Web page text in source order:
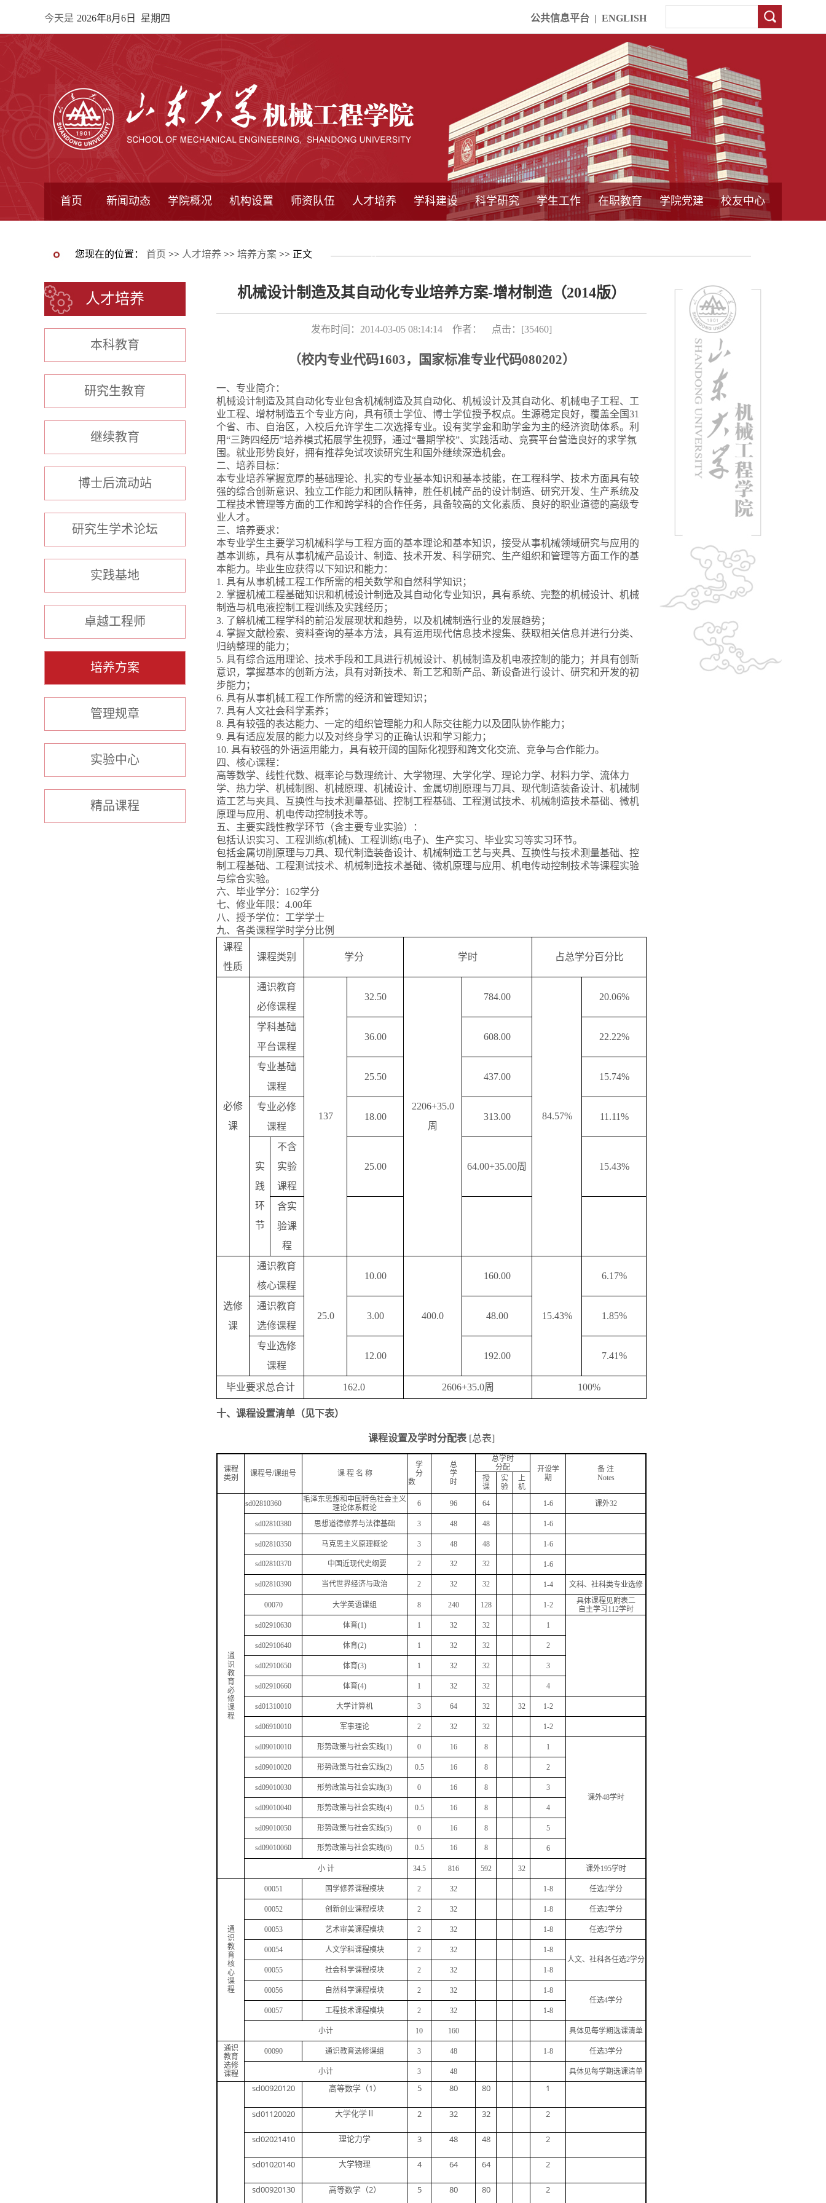
今天是 2026年8月6日 星期四 公共信息平台 | ENGLISH
首页 新闻动态 学院概况 机构设置 师资队伍 人才培养
坛
学科建设 科学研究 学生工作 在职教育 学院党建 校友中心
您现在的位置： 首页 >> 人才培养 >> 培养方案 >> 正文
人才培养
本科教育
研究生教育
继续教育
博士后流动站
研究生学术论坛
实践基地
卓越工程师
培养方案
管理规章
实验中心
精品课程
机械设计制造及其自动化专业培养方案-增材制造（2014版）
发布时间：2014-03-05 08:14:14 作者： 点击：[35460]
（校内专业代码1603，国家标准专业代码080202）
一、专业简介：
机械设计制造及其自动化专业包含机械制造及其自动化、机械设计及其自动化、机械电子工程、工
业工程、增材制造五个专业方向，具有硕士学位、博士学位授予权点。生源稳定良好，覆盖全国31
个省、市、自治区，入校后允许学生二次选择专业。设有奖学金和助学金为主的经济资助体系。利
用“三跨四经历”培养模式拓展学生视野，通过“暑期学校”、实践活动、竞赛平台营造良好的求学氛
围。就业形势良好，拥有推荐免试攻读研究生和国外继续深造机会。
二、培养目标：
本专业培养掌握宽厚的基础理论、扎实的专业基本知识和基本技能，在工程科学、技术方面具有较
强的综合创新意识、独立工作能力和团队精神，胜任机械产品的设计制造、研究开发、生产系统及
工程技术管理等方面的工作和跨学科的合作任务，具备较高的文化素质、良好的职业道德的高级专
业人才。
三、培养要求：
本专业学生主要学习机械科学与工程方面的基本理论和基本知识，接受从事机械领域研究与应用的
基本训练，具有从事机械产品设计、制造、技术开发、科学研究、生产组织和管理等方面工作的基
本能力。毕业生应获得以下知识和能力：
1. 具有从事机械工程工作所需的相关数学和自然科学知识；
2. 掌握机械工程基础知识和机械设计制造及其自动化专业知识，具有系统、完整的机械设计、机械
制造与机电液控制工程训练及实践经历；
3. 了解机械工程学科的前沿发展现状和趋势，以及机械制造行业的发展趋势；
4. 掌握文献检索、资料查询的基本方法，具有运用现代信息技术搜集、获取相关信息并进行分类、
归纳整理的能力；
5. 具有综合运用理论、技术手段和工具进行机械设计、机械制造及机电液控制的能力；并具有创新
意识，掌握基本的创新方法，具有对新技术、新工艺和新产品、新设备进行设计、研究和开发的初
步能力；
6. 具有从事机械工程工作所需的经济和管理知识；
7. 具有人文社会科学素养；
8. 具有较强的表达能力、一定的组织管理能力和人际交往能力以及团队协作能力；
9. 具有适应发展的能力以及对终身学习的正确认识和学习能力；
10. 具有较强的外语运用能力，具有较开阔的国际化视野和跨文化交流、竞争与合作能力。
四、核心课程：
高等数学、线性代数、概率论与数理统计、大学物理、大学化学、理论力学、材料力学、流体力
学、热力学、机械制图、机械原理、机械设计、金属切削原理与刀具、现代制造装备设计、机械制
造工艺与夹具、互换性与技术测量基础、控制工程基础、工程测试技术、机械制造技术基础、微机
原理与应用、机电传动控制技术等。
五、主要实践性教学环节（含主要专业实验）：
包括认识实习、工程训练(机械)、工程训练(电子)、生产实习、毕业实习等实习环节。
包括金属切削原理与刀具、现代制造装备设计、机械制造工艺与夹具、互换性与技术测量基础、控
制工程基础、工程测试技术、机械制造技术基础、微机原理与应用、机电传动控制技术等课程实验
与综合实验。
六、毕业学分：162学分
七、修业年限：4.00年
八、授予学位：工学学士
九、各类课程学时学分比例
课程
性质
课程类别 学分 学时 占总学分百分比
必修
课
通识教育
必修课程
137
32.50
2206+35.0
周
784.00
84.57%
20.06%
学科基础
平台课程
36.00 608.00 22.22%
专业基础
课程
25.50 437.00 15.74%
专业必修
课程
18.00 313.00 11.11%
实
践
环
节
不含
实验
课程
25.00 64.00+35.00周 15.43%
含实
验课
程
选修
课
通识教育
核心课程
25.0
10.00
400.0
160.00
15.43%
6.17%
通识教育
选修课程
3.00 48.00 1.85%
专业选修
课程
12.00 192.00 7.41%
毕业要求总合计 162.0 2606+35.0周 100%
十、 课程设置清单（见下表）
课程设置及学时分配表 [总表]
课程
类别
课程号/课组号 课 程 名 称
学
分
数
总
学
时
总学时
分配
开设学
期
备 注
Notes
授
课
实
验
上
机
通
识
教
育
必
修
课
程
sd02810360
毛泽东思想和中国特色社会主义
理论体系概论
6 96 64 1-6 课外32
sd02810380 思想道德修养与法律基础 3 48 48 1-6
sd02810350 马克思主义原理概论 3 48 48 1-6
sd02810370 中国近现代史纲要 2 32 32 1-6
sd02810390 当代世界经济与政治 2 32 32 1-4 文科、社科类专业选修
00070 大学英语课组 8 240 128 1-2
具体课程见附表二
自主学习112学时
sd02910630
体育(1) 1 32 32 1
sd02910640 体育(2) 1 32 32 2
sd02910650 体育(3) 1 32 32 3
sd02910660 体育(4) 1 32 32 4
sd01310010 大学计算机 3 64 32 32 1-2
sd06910010 军事理论 2 32 32 1-2
sd09010010 形势政策与社会实践(1) 0 16 8 1
课外48学时
sd09010020 形势政策与社会实践(2) 0.5 16 8 2
sd09010030 形势政策与社会实践(3) 0 16 8 3
sd09010040 形势政策与社会实践(4) 0.5 16 8 4
sd09010050 形势政策与社会实践(5) 0 16 8 5
sd09010060 形势政策与社会实践(6) 0.5 16 8 6
小 计 34.5 816 592 32 课外195学时
通
识
教
育
核
心
课
程
00051 国学修养课程模块 2 32 1-8 任选2学分
00052 创新创业课程模块 2 32 1-8 任选2学分
00053 艺术审美课程模块 2 32 1-8 任选2学分
00054 人文学科课程模块 2 32
1-8
人文、社科各任选2学分
00055
社会科学课程模块 2 32 1-8
00056 自然科学课程模块 2 32
1-8
任选4学分
00057
工程技术课程模块 2 32 1-8
小计 10 160
具体见每学期选课清单
通识
教育
选修
课程
00090 通识教育选修课组 3 48 1-8 任选3学分
小计 3 48 具体见每学期选课清单
sd00920120 高等数学（1 ） 5 80 80 1
sd01120020 大学化学Ⅱ 2 32 32 2
sd02021410 理论力学 3 48 48 2
sd01020140 大学物理 4 64 64 2
sd00920130 高等数学（2） 5 80 80 2